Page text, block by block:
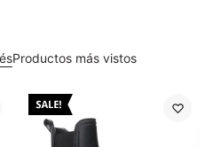
Productos más vistos